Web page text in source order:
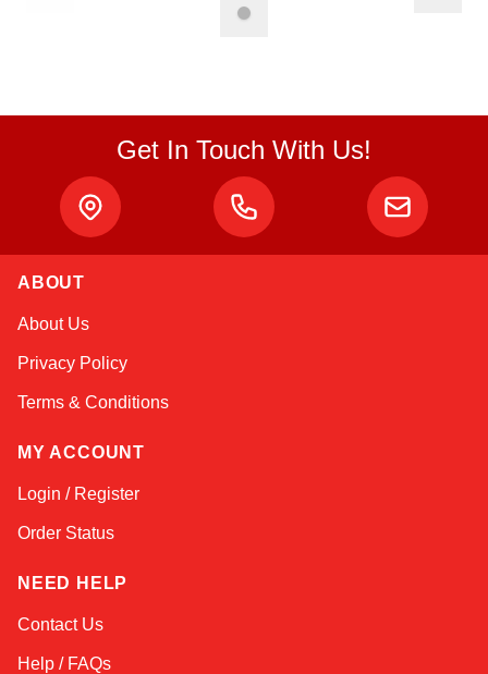
Get In Touch With Us!
ABOUT
About Us
Privacy Policy
Terms & Conditions
MY ACCOUNT
Login / Register
Order Status
NEED HELP
Contact Us
Help / FAQs